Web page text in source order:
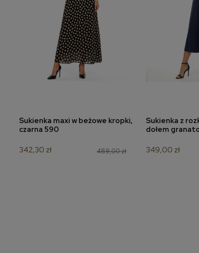
dodaj do koszyka
Sukienka maxi w beżowe kropki,
czarna 590
489,00 zł
342,30 zł
dodaj
Sukienka z
dołem
349,00 zł